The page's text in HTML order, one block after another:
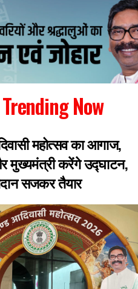
Trending Now
महोत्सव का आगाज,
मुख्यमंत्री करेंगे उद्घाटन,
सजकर तैयार